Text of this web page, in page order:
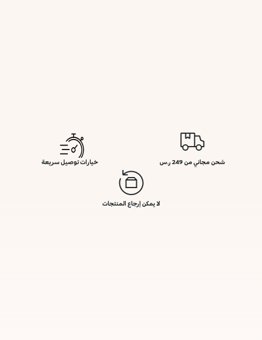
شحن مجاني من 249 ر.س خيارات توصيل سريعة
لا يمكن إرجاع المنتجات